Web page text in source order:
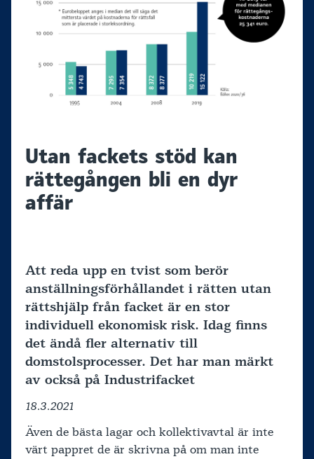
Utan fackets stöd kan
rättegången bli en dyr
affär
Att reda upp en tvist som berör
anställningsförhållandet i rätten utan
rättshjälp från facket är en stor
individuell ekonomisk risk. Idag finns
det ändå fler alternativ till
domstolsprocesser. Det har man märkt
av också på Industrifacket
18.3.2021
Även de bästa lagar och kollektivavtal är inte
värt pappret de är skrivna på om man inte